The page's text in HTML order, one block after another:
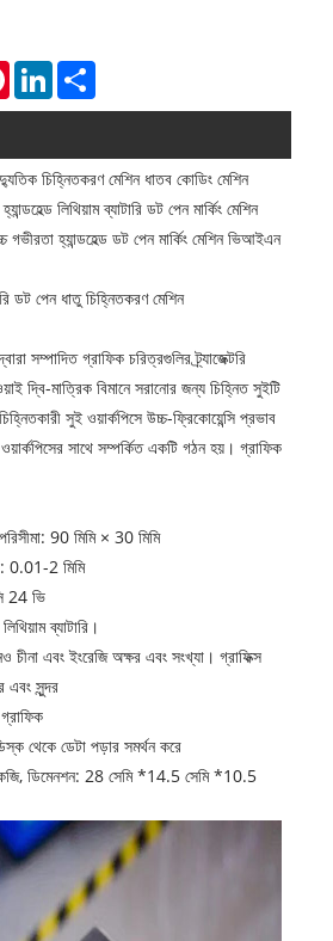
PinterestLinkedIn
চিহ্নিতকরণ মেশিন ধাতব কোডিং মেশিন
লিথিয়াম ব্যাটারি ডট পেন মার্কিং মেশিন
গভীরতা হ্যান্ডহেল্ড ডট পেন মার্কিং মেশিন ভিআইএন
ডট পেন ধাতু চিহ্নিতকরণ মেশিন
সম্পাদিত গ্রাফিক চরিত্রগুলির ট্র্যাজেক্টরি
দ্বি-মাত্রিক বিমানে সরানোর জন্য চিহ্নিত সুইটি
সুই ওয়ার্কপিসে উচ্চ-ফ্রিকোয়েন্সি প্রভাব
সাথে সম্পর্কিত একটি গঠন হয়। গ্রাফিক
90 মিমি × 30 মিমি
0.01-2 মিমি
24 ভি
ব্যাটারি।
এবং ইংরেজি অক্ষর এবং সংখ্যা। গ্রাফিক্স
সুন্দর
থেকে ডেটা পড়ার সমর্থন করে
ডিমেনশন: 28 সেমি *14.5 সেমি *10.5